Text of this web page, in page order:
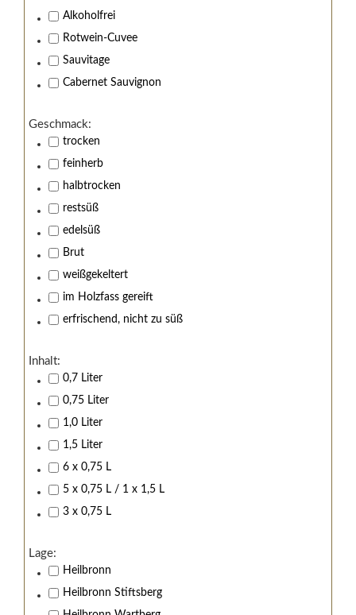
Wir von Kistenmacher &
Hengerer stehen zu
Nein, Ich bin unter 18 Jahre alt.
Ja, Ich bin 18 Jahre oder älter.
Alkoholfrei
Rotwein-Cuvee
Sauvitage
Cabernet Sauvignon
Geschmack:
trocken
feinherb
halbtrocken
restsüß
edelsüß
Brut
weißgekeltert
im Holzfass gereift
erfrischend, nicht zu süß
Inhalt:
0,7 Liter
0,75 Liter
1,0 Liter
1,5 Liter
6 x 0,75 L
5 x 0,75 L / 1 x 1,5 L
3 x 0,75 L
Lage:
Heilbronn
Heilbronn Stiftsberg